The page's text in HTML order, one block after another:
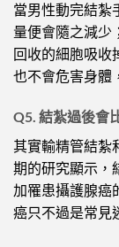
當男性動完結紮
量便會隨之減少
回收的細胞吸收
也不會危害身體
Q5. 結紮過後會
其實輸精管結紮
期的研究顯示，
加罹患攝護腺癌
癌只不過是常見